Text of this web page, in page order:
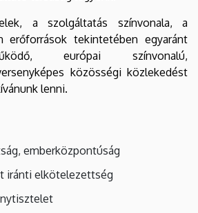
a szolgáltatás színvonala, a
erőforrások tekintetében egyaránt
európai színvonalú,
közösségi közlekedést
lenni.
emberközpontúság
iránti elkötelezettség